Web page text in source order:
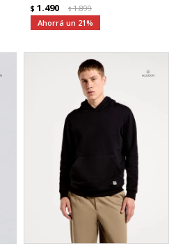
$ 1.490 $1.899
21